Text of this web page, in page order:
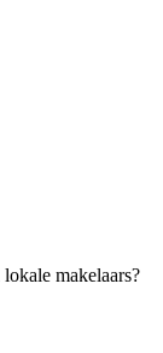
makelaars?